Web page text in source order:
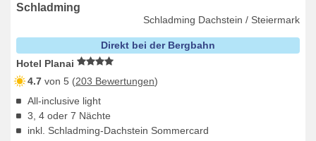
Schladming
Schladming Dachstein / Steiermark
Direkt bei der Bergbahn
Hotel Planai
4.7 von 5 (203 Bewertungen)
All-inclusive light
3, 4 oder 7 Nächte
inkl. Schladming-Dachstein Sommercard